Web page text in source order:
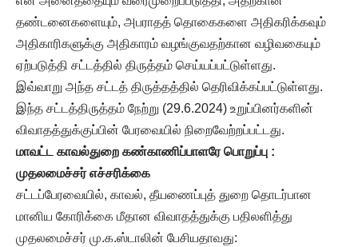
தண்டனைகளையும், அபராதத் தொகைகளை அதிகரிக்கவும்
அதிகாரிகளுக்கு அதிகாரம் வழங்குவதற்கான வழிவகையும்
ஏற்படுத்தி சட்டத்தில் திருத்தம் செய்யப்பட்டுள்ளது.
இவ்வாறு அந்த சட்டத் திருத்தத்தில் தெரிவிக்கப்பட்டுள்ளது.
இந்த சட்டத்திருத்தம் நேற்று (29.6.2024) உறுப்பினர்களின்
விவாதத்துக்குப்பின் பேரவையில் நிறைவேற்றப்பட்டது.
மாவட்ட காவல்துறை கண்காணிப்பாளரே பொறுப்பு :
முதலமைச்சர் எச்சரிக்கை
சட்டப்பேரவையில், காவல், தீயணைப்புத் துறை தொடர்பான
மானிய கோரிக்கை மீதான விவாதத்துக்கு பதிலளித்து
முதலமைச்சர் மு.க.ஸ்டாலின் பேசியதாவது: